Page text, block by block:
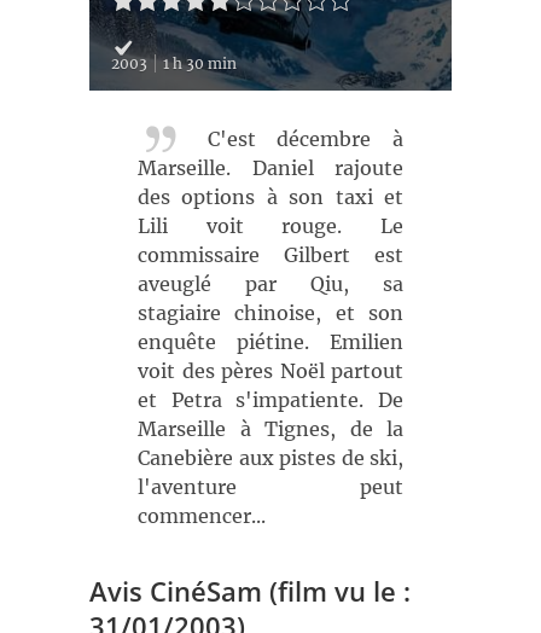
2003 1 h 30 min
C'est décembre à
Marseille. Daniel rajoute
des options à son taxi et
Lili voit rouge. Le
commissaire Gilbert est
aveuglé par Qiu, sa
stagiaire chinoise, et son
enquête piétine. Emilien
voit des pères Noël partout
et Petra s'impatiente. De
Marseille à Tignes, de la
Canebière aux pistes de ski,
l'aventure peut
commencer...
Avis CinéSam (film vu le :
31/01/2003)